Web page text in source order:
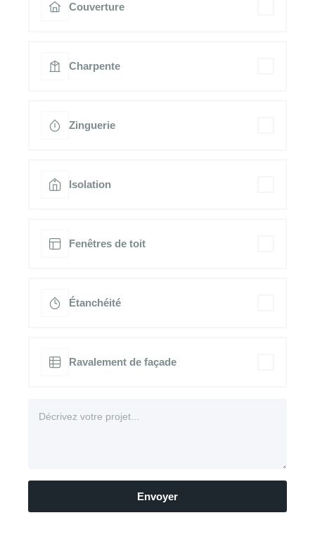
Couverture
Charpente
Zinguerie
Isolation
Fenêtres de toit
Étanchéité
Ravalement de façade
Envoyer